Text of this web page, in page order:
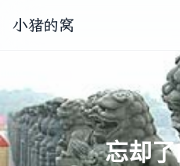
小猪的窝
忘却